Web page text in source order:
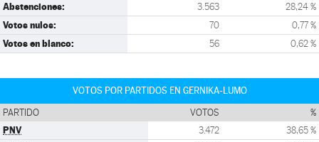
Abstenciones: 3.563 28,24 %
Votos nulos: 70 0,77 %
Votos en blanco: 56 0,62 %
VOTOS POR PARTIDOS EN GERNIKA-LUMO
PARTIDO VOTOS %
PNV 3.472 38,65 %